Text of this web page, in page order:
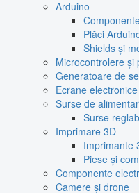
Arduino
Plăci
Shields și
Microcontrolere și
Generatoare de
Ecrane electronice
Surse de
Surse
Imprimare 3D
Imprimante
Piese și
Componente
Camere și drone